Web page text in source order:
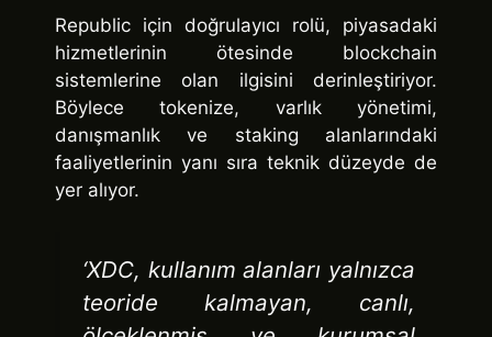
Republic için doğrulayıcı rolü, piyasadaki
hizmetlerinin ötesinde blockchain
sistemlerine olan ilgisini derinleştiriyor.
Böylece tokenize, varlık yönetimi,
danışmanlık ve staking alanlarındaki
faaliyetlerinin yanı sıra teknik düzeyde de
yer alıyor.
‘XDC, kullanım alanları yalnızca
teoride kalmayan, canlı,